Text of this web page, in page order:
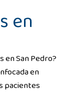
en
San Pedro?
en
pacientes